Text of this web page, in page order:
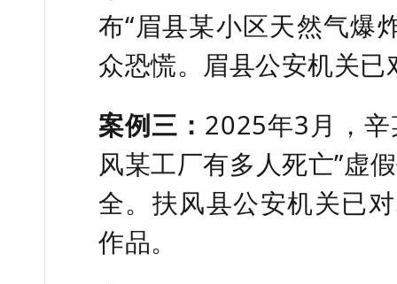
布“眉县某小区天然气爆
众恐慌。眉县公安机关
案例三： 2025年3月，辛
风某工厂有多人死亡”虚
全。扶风县公安机关已
作品。